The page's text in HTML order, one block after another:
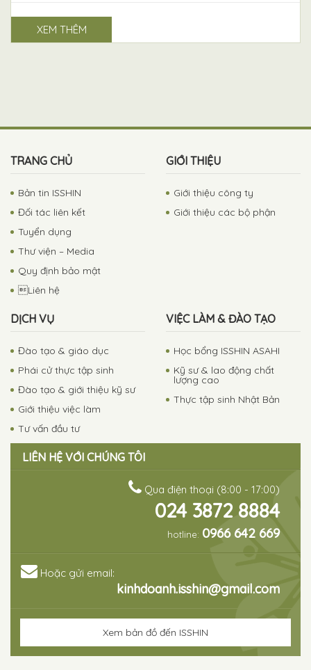
XEM THÊM
TRANG CHỦ
Bản tin ISSHIN
Đối tác liên kết
Tuyển dụng
Thư viện – Media
Quy định bảo mật
Liên hệ
GIỚI THIỆU
Giới thiệu công ty
Giới thiệu các bộ phận
DỊCH VỤ
Đào tạo & giáo dục
Phái cử thực tập sinh
Đào tạo & giới thiệu kỹ sư
Giới thiệu việc làm
Tư vấn đầu tư
VIỆC LÀM & ĐÀO TẠO
Học bổng ISSHIN ASAHI
Kỹ sư & lao động chất
lượng cao
Thực tập sinh Nhật Bản
LIÊN HỆ VỚI CHÚNG TÔI
Qua điện thoại (8:00 - 17:00)
024 3872 8884
hotline: 0966 642 669
Hoặc gửi email:
kinhdoanh.isshin@gmail.com
Xem bản đồ đến ISSHIN